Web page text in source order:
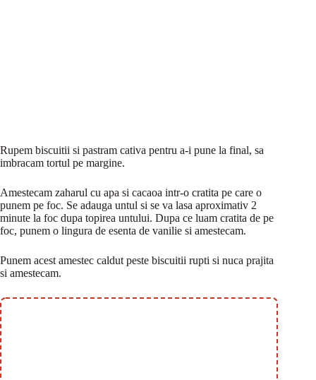
Rupem biscuitii si pastram cativa pentru a-i pune la final, sa
imbracam tortul pe margine.
Amestecam zaharul cu apa si cacaoa intr-o cratita pe care o
punem pe foc. Se adauga untul si se va lasa aproximativ 2
minute la foc dupa topirea untului. Dupa ce luam cratita de pe
foc, punem o lingura de esenta de vanilie si amestecam.
Punem acest amestec caldut peste biscuitii rupti si nuca prajita
si amestecam.